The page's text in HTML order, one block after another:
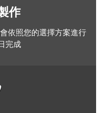
作
依照您的選擇方案進行
完成